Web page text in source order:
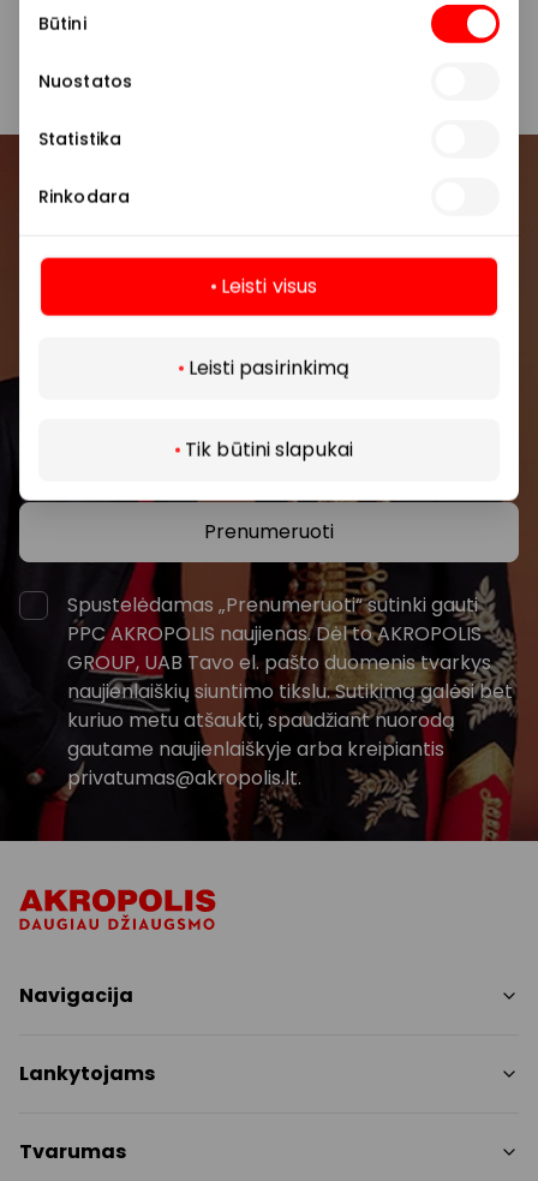
pasirinkimas
Būtini
Nuostatos
Statistika
Rinkodara
Leisti visus
Leisti pasirinkimą
Tik būtini slapukai
Prisijunkite prie mūsų
Pirmieji sužinokite apie geriausius pasiūlymus,
renginius ir naujausią informaciją iš AKROPOLIS
Prenumeruoti
Spustelėdamas „Prenumeruoti“ sutinki gauti
PPC AKROPOLIS naujienas. Dėl to AKROPOLIS
GROUP, UAB Tavo el. pašto duomenis tvarkys
naujienlaiškių siuntimo tikslu. Sutikimą galėsi bet
kuriuo metu atšaukti, spaudžiant nuorodą
gautame naujienlaiškyje arba kreipiantis
privatumas@akropolis.lt.
Daugiau
Navigacija
Paslaugos
Pramogos
Lankytojams
Nemokami patogumai
Tvarumas